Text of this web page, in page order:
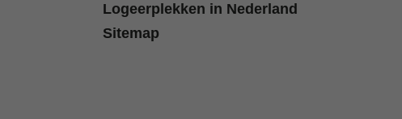
Logeerplekken in Nederland
Sitemap